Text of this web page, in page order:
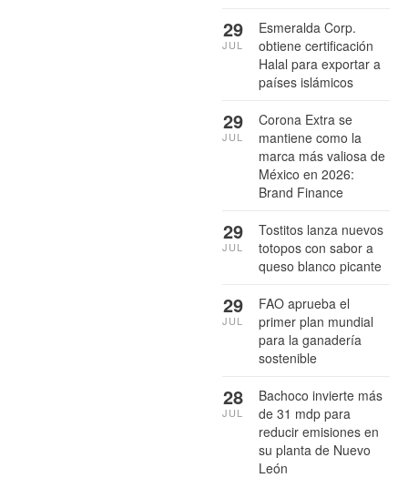
Esmeralda Corp.
obtiene certificación
Halal para exportar a
países islámicos
29
JUL
Corona Extra se
mantiene como la
marca más valiosa de
México en 2026:
Brand Finance
29
JUL
Tostitos lanza nuevos
totopos con sabor a
queso blanco picante
29
JUL
FAO aprueba el
primer plan mundial
para la ganadería
sostenible
29
JUL
Bachoco invierte más
de 31 mdp para
reducir emisiones en
su planta de Nuevo
León
28
JUL